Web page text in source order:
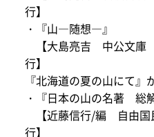
行】
・『山―随想―』
【大島亮吉 中公文
行】
『北海道の夏の山にて』
・『日本の山の名著 総
【近藤信行/編 自由
行】